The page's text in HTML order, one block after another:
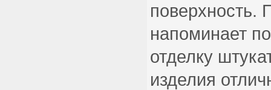
поверхность.
напоминает
отделку
изделия